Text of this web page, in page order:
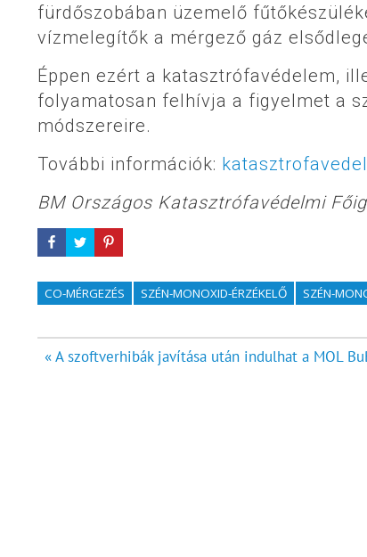
fürdőszobában üzemelő
vízmelegítők a mérgező gáz
Éppen ezért a katasztrófavédelem,
folyamatosan felhívja a figyelmet a
módszereire.
További információk:
BM Országos Katasztrófavédelmi
CO-MÉRGEZÉS SZÉN-MONOXID-ÉRZÉKELŐ SZÉN-
Bejegyzés
« A szoftverhibák javítása után indulhat a MOL